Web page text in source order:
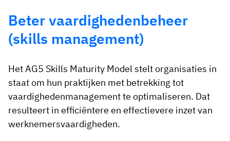
Beter vaardighedenbeheer
(skills management)
Het AG5 Skills Maturity Model stelt organisaties in
staat om hun praktijken met betrekking tot
vaardighedenmanagement te optimaliseren. Dat
resulteert in efficiëntere en effectievere inzet van
werknemersvaardigheden.